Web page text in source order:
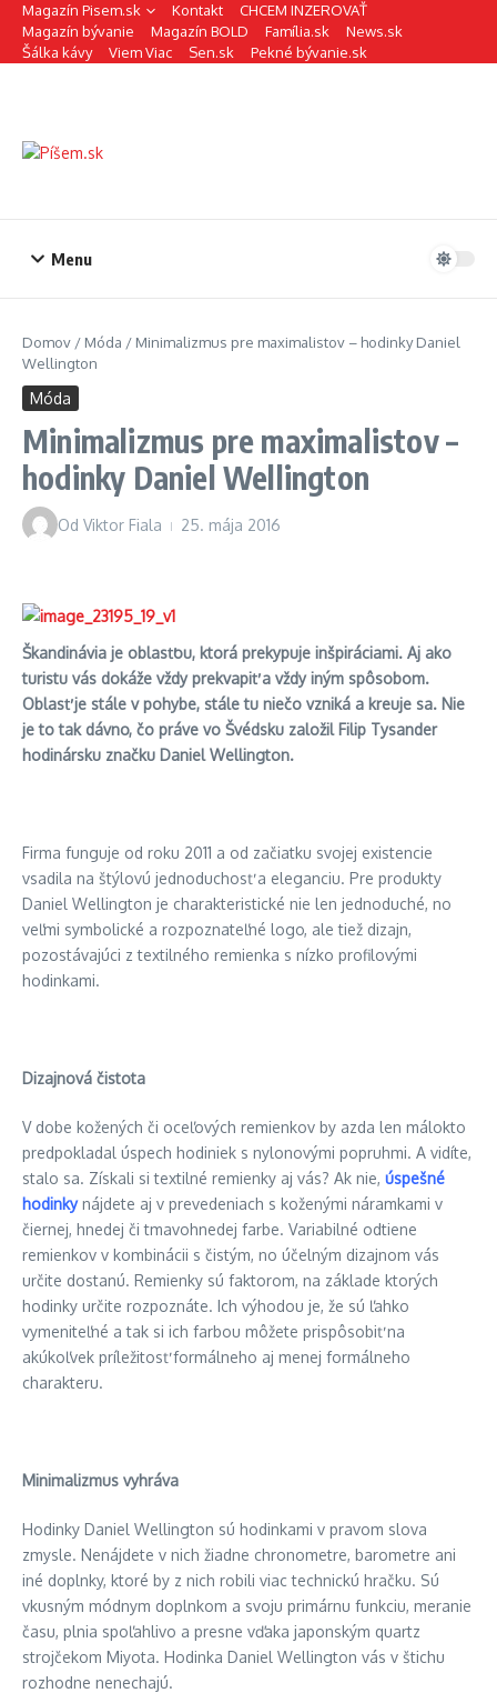
Preskočiť na obsah
Magazín Pisem.sk Kontakt
CHCEM INZEROVAŤ
Magazín bývanie
Magazín BOLD Família.sk
News.sk
Šálka kávy
Viem Viac Sen.sk Pekné bývanie.sk
Menu
Domov / Móda / Minimalizmus pre maximalistov – hodinky Daniel
Wellington
Móda
Minimalizmus pre maximalistov –
hodinky Daniel Wellington
Od Viktor Fiala 25. mája 2016
Škandinávia je oblasťou, ktorá prekypuje inšpiráciami. Aj ako
turistu vás dokáže vždy prekvapiť a vždy iným spôsobom.
Oblasť je stále v pohybe, stále tu niečo vzniká a kreuje sa. Nie
je to tak dávno, čo práve vo Švédsku založil Filip Tysander
hodinársku značku Daniel Wellington.
Firma funguje od roku 2011 a od začiatku svojej existencie
vsadila na štýlovú jednoduchosť a eleganciu. Pre produkty
Daniel Wellington je charakteristické nie len jednoduché, no
veľmi symbolické a rozpoznateľné logo, ale tiež dizajn,
pozostávajúci z textilného remienka s nízko profilovými
hodinkami.
Dizajnová čistota
V dobe kožených či oceľových remienkov by azda len málokto
predpokladal úspech hodiniek s nylonovými popruhmi. A vidíte,
stalo sa. Získali si textilné remienky aj vás? Ak nie, úspešné
hodinkynájdete aj v prevedeniach s koženými náramkami v
čiernej, hnedej či tmavohnedej farbe. Variabilné odtiene
remienkov v kombinácii s čistým, no účelným dizajnom vás
určite dostanú. Remienky sú faktorom, na základe ktorých
hodinky určite rozpoznáte. Ich výhodou je, že sú ľahko
vymeniteľné a tak si ich farbou môžete prispôsobiť na
akúkoľvek príležitosť formálneho aj menej formálneho
charakteru.
Minimalizmus vyhráva
Hodinky Daniel Wellington sú hodinkami v pravom slova
zmysle. Nenájdete v nich žiadne chronometre, barometre ani
iné doplnky, ktoré by z nich robili viac technickú hračku. Sú
vkusným módnym doplnkom a svoju primárnu funkciu, meranie
času, plnia spoľahlivo a presne vďaka japonským quartz
strojčekom Miyota. Hodinka Daniel Wellington vás v štichu
rozhodne nenechajú.